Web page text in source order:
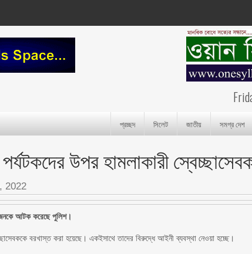
প্রচ্ছদ সিলেট জাতীয় সমগ্র দেশ
উপর হামলাকারী
2022
আটক করেছে পুলিশ।
বরখাস্ত করা হয়েছে। একইসাথে তাদের বিরুদ্ধে আইনী ব্যবস্থা নেওয়া হচ্ছে।